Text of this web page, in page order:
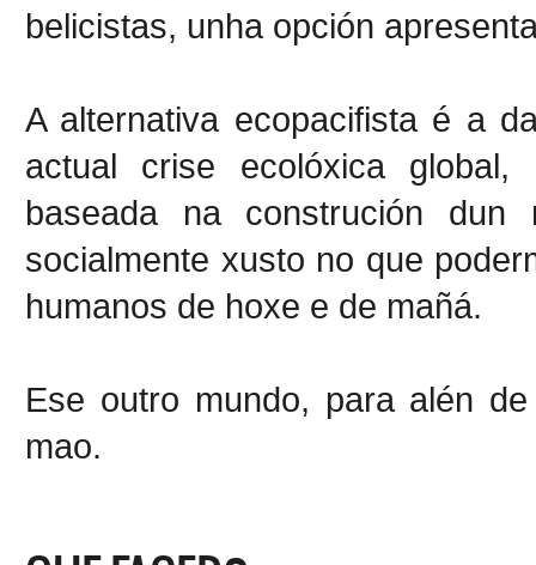
belicistas, unha opción
A alternativa ecopacifista é a
actual crise ecolóxica
baseada na construción dun
socialmente xusto no que
humanos de hoxe e de mañá.
Ese outro mundo, para alén
mao.